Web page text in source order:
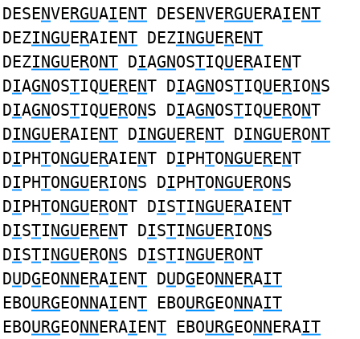
DESENVERGUAIENT DESENVERGUERAIENT
DEZINGUERAIENT DEZINGUERENT
DEZINGUERONT DIAGNOSTIQUERAIENT
DIAGNOSTIQUERENT DIAGNOSTIQUERIONS
DIAGNOSTIQUERONS DIAGNOSTIQUERONT
DINGUERAIENT DINGUERENT DINGUERONT
DIPHTONGUERAIENT DIPHTONGUERENT
DIPHTONGUERIONS DIPHTONGUERONS
DIPHTONGUERONT DISTINGUERAIENT
DISTINGUERENT DISTINGUERIONS
DISTINGUERONS DISTINGUERONT
DUDGEONNERAIENT DUDGEONNERAIT
EBOURGEONNAIENT EBOURGEONNAIT
EBOURGEONNERAIENT EBOURGEONNERAIT